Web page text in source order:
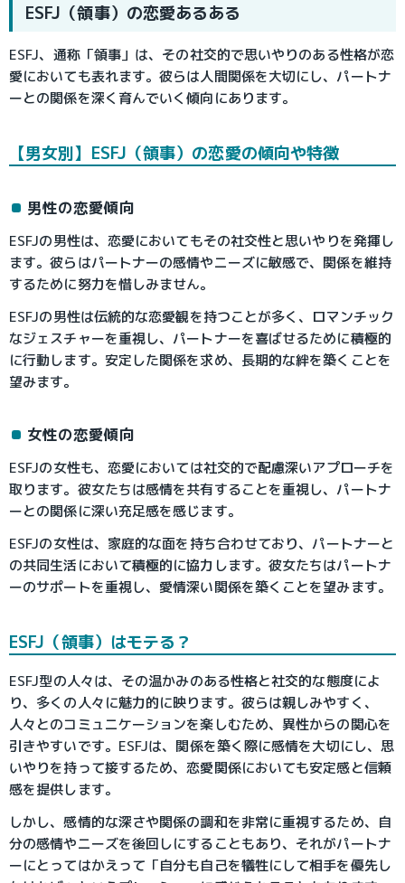
ESFJ（領事）の恋愛あるある
ESFJ、通称「領事」は、その社交的で思いやりのある性格が恋
愛においても表れます。彼らは人間関係を大切にし、パートナ
ーとの関係を深く育んでいく傾向にあります。
【男女別】ESFJ（領事）の恋愛の傾向や特徴
男性の恋愛傾向
ESFJの男性は、恋愛においてもその社交性と思いやりを発揮し
ます。彼らはパートナーの感情やニーズに敏感で、関係を維持
するために努力を惜しみません。
ESFJの男性は伝統的な恋愛観を持つことが多く、ロマンチック
なジェスチャーを重視し、パートナーを喜ばせるために積極的
に行動します。安定した関係を求め、長期的な絆を築くことを
望みます。
女性の恋愛傾向
ESFJの女性も、恋愛においては社交的で配慮深いアプローチを
取ります。彼女たちは感情を共有することを重視し、パートナ
ーとの関係に深い充足感を感じます。
ESFJの女性は、家庭的な面を持ち合わせており、パートナーと
の共同生活において積極的に協力します。彼女たちはパートナ
ーのサポートを重視し、愛情深い関係を築くことを望みます。
ESFJ（領事）はモテる？
ESFJ型の人々は、その温かみのある性格と社交的な態度によ
り、多くの人々に魅力的に映ります。彼らは親しみやすく、
人々とのコミュニケーションを楽しむため、異性からの関心を
引きやすいです。ESFJは、関係を築く際に感情を大切にし、思
いやりを持って接するため、恋愛関係においても安定感と信頼
感を提供します。
しかし、感情的な深さや関係の調和を非常に重視するため、自
分の感情やニーズを後回しにすることもあり、それがパートナ
ーにとってはかえって「自分も自己を犠牲にして相手を優先し